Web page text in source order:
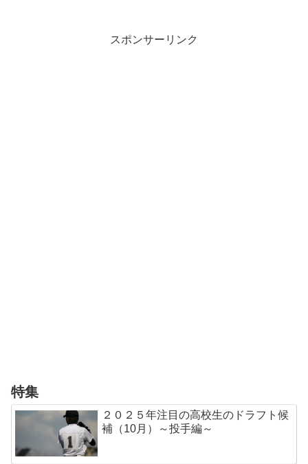
スポンサーリンク
特集
２０２５年注目の高校生のドラフト候
補（10月）～投手編～